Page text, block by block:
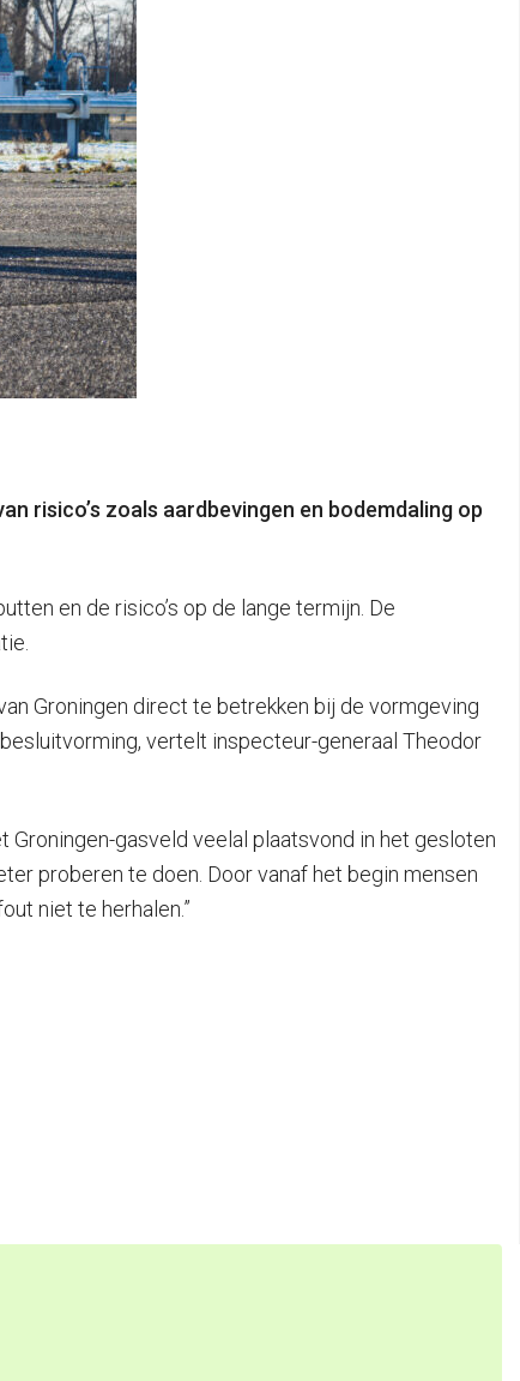
risico’s zoals aardbevingen en bodemdaling op
en de risico’s op de lange termijn. De
Groningen direct te betrekken bij de vormgeving
vertelt inspecteur-generaal Theodor
Groningen-gasveld veelal plaatsvond in het gesloten
proberen te doen. Door vanaf het begin mensen
niet te herhalen.”